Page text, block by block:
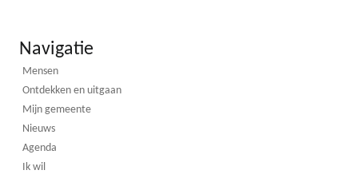
Navigatie
Mensen
Ontdekken en uitgaan
Mijn gemeente
Nieuws
Agenda
Ik wil